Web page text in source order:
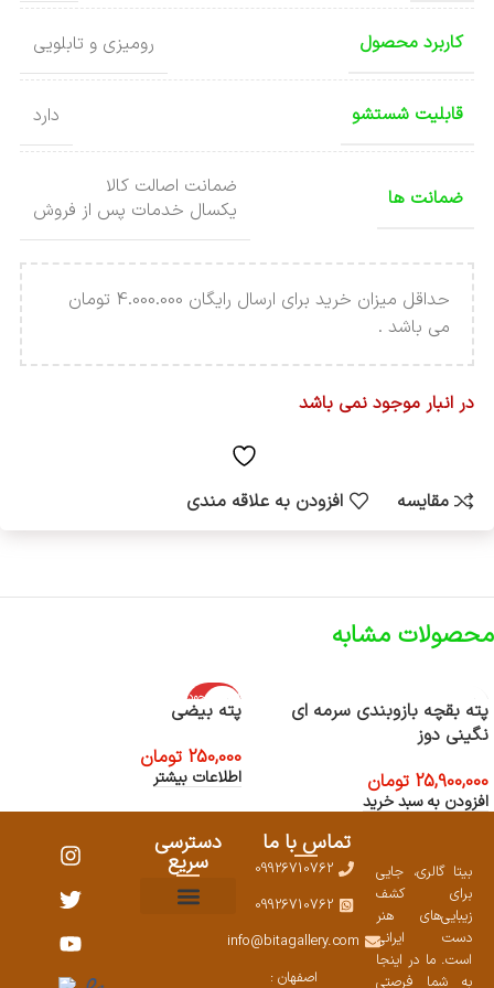
کاربرد محصول رومیزی و تابلویی
قابلیت شستشو دارد
ضمانت ها
ضمانت اصالت کالا
یکسال خدمات پس از فروش
حداقل میزان خرید برای ارسال رایگان 4.000.000 تومان
می باشد .
در انبار موجود نمی باشد
مقایسه افزودن به علاقه مندی
محصولات مشابه
پته بقچه بازوبندی سرمه ای
نگینی دوز
25,900,000 تومان
افزودن به سبد خرید
اتمام موجود
ی
پته بیضی
250,000 تومان
اطلاعات بیشتر
بیتا گالری، جایی
برای کشف
زیبایی‌های هنر
دست ایرانی
است. ما در اینجا
به شما فرصتی
تماس با ما
09926710762
09926710762
info@bitagallery.com
اصفهان :
دسترسی
سریع